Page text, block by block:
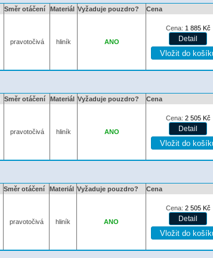
Směr otáčení Materiál Vyžaduje pouzdro? Cena
pravotočivá hliník ANO
Cena: 1 885 Kč
Směr otáčení Materiál Vyžaduje pouzdro? Cena
pravotočivá hliník ANO
Cena: 2 505 Kč
Směr otáčení Materiál Vyžaduje pouzdro? Cena
pravotočivá hliník ANO
Cena: 2 505 Kč